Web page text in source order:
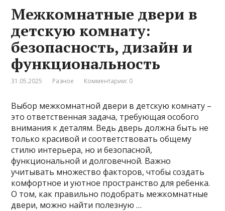
Межкомнатные двери в
детскую комнату:
безопасность, дизайн и
функциональность
31.05.2025 Разное Комментарии: 0
Выбор межкомнатной двери в детскую комнату –
это ответственная задача, требующая особого
внимания к деталям. Ведь дверь должна быть не
только красивой и соответствовать общему
стилю интерьера, но и безопасной,
функциональной и долговечной. Важно
учитывать множество факторов, чтобы создать
комфортное и уютное пространство для ребенка.
О том, как правильно подобрать межкомнатные
двери, можно найти полезную …